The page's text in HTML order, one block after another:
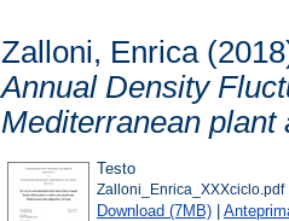
Zalloni, Enrica
Annual Density
Mediterranean plant
Testo
Zalloni_Enrica_XXXciclo.pdf
Download (7MB) |